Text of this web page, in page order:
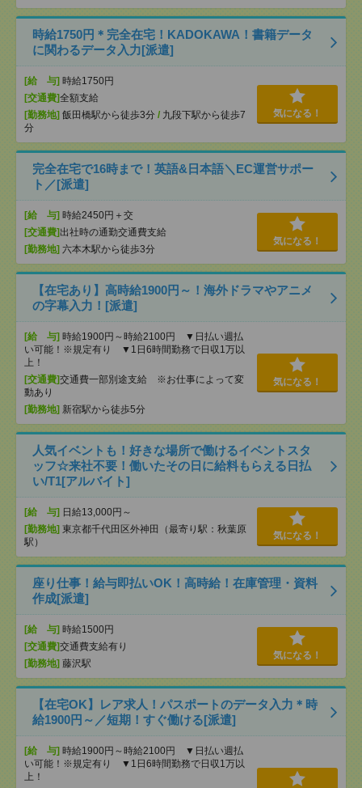
時給1750円＊完全在宅！KADOKAWA！書籍データ
に関わるデータ入力[派遣]
[給 与] 時給1750円
[交通費]全額支給
[勤務地] 飯田橋駅から徒歩3分 / 九段下駅から徒歩7
分
気になる！
完全在宅で16時まで！英語&日本語＼EC運営サポー
ト／[派遣]
[給 与] 時給2450円＋交
[交通費]出社時の通勤交通費支給
[勤務地] 六本木駅から徒歩3分
気になる！
【在宅あり】高時給1900円～！海外ドラマやアニメ
の字幕入力！[派遣]
[給 与] 時給1900円～時給2100円 ▼日払い週払
い可能！※規定有り ▼1日6時間勤務で日収1万以
上！
[交通費]交通費一部別途支給 ※お仕事によって変
動あり
[勤務地] 新宿駅から徒歩5分
気になる！
人気イベントも！好きな場所で働けるイベントスタ
ッフ☆来社不要！働いたその日に給料もらえる日払
い/T1[アルバイト]
[給 与] 日給13,000円～
[勤務地] 東京都千代田区外神田（最寄り駅：秋葉原
駅）
気になる！
座り仕事！給与即払いOK！高時給！在庫管理・資料
作成[派遣]
[給 与] 時給1500円
[交通費]交通費支給有り
[勤務地] 藤沢駅
気になる！
【在宅OK】レア求人！パスポートのデータ入力＊時
給1900円～／短期！すぐ働ける[派遣]
[給 与] 時給1900円～時給2100円 ▼日払い週払
い可能！※規定有り ▼1日6時間勤務で日収1万以
上！